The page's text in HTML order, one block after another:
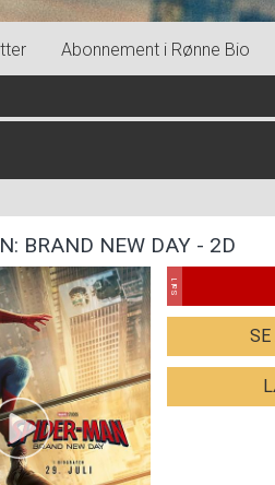
Abonnement i Rønne Bio
BRAND NEW DAY - 2D
Sal 1
SE